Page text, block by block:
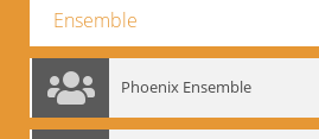
Ensemble
Phoenix Ensemble